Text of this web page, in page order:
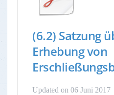
(6.2) Satzung
Erhebung von
Updated on 06 Juni 2017